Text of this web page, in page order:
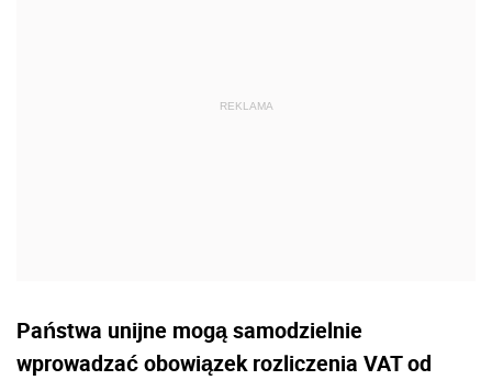
Państwa unijne mogą samodzielnie
wprowadzać obowiązek rozliczenia VAT od